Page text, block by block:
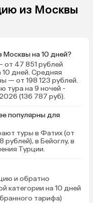
из Москвы
Москвы на 10 дней?
от 47 851 рублей
10 дней. Средняя
— от 198 123 рублей.
тура на 9 ночей -
(136 787 руб).
популярны для
туры в Фатих (от
в Бейоглу, в
Турции.
и обратно
категории на 10 дней
тарифа)